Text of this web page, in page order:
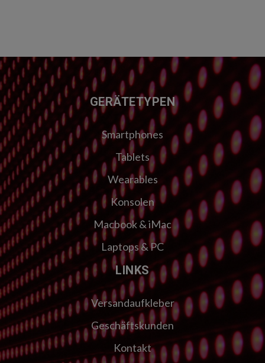
FUSSZEILE GERÄTETYPEN
Smartphones
Tablets
Wearables
Konsolen
Macbook & iMac
Laptops & PC
LINKS
Versandaufkleber
Geschäftskunden
Kontakt